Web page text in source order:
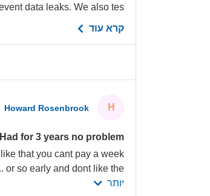
data leaks. We also tes...
קרא עוד
H
Howard Rosenbrook
Had for 3 years no problem
that you cant pay a week
or so early and dont like the
יותר